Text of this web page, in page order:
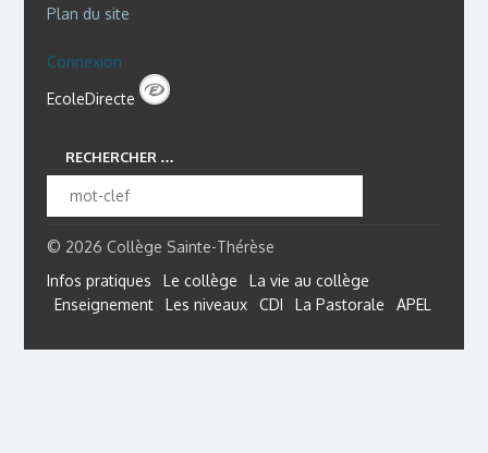
Plan du site
Connexion
EcoleDirecte
RECHERCHER …
© 2026 Collège Sainte-Thérèse
Infos pratiques
Le collège
La vie au collège
Enseignement
Les niveaux CDI La Pastorale APEL